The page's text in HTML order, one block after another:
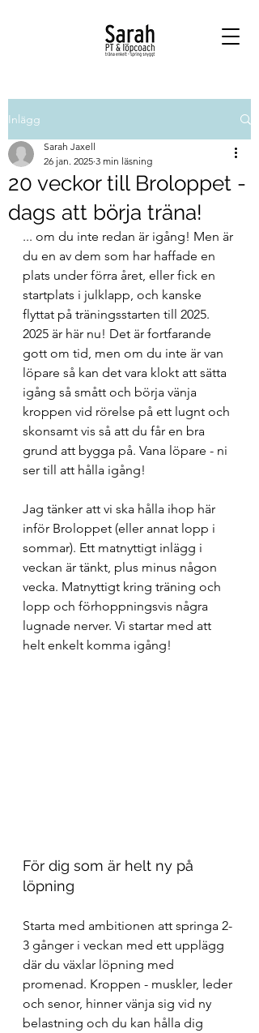
Inlägg
20 veckor till Broloppet -
dags att börja träna!
Sarah Jaxell
26 jan. 2025 3 min läsning
... om du inte redan är igång! Men är
du en av dem som har haffade en
plats under förra året, eller fick en
startplats i julklapp, och kanske
flyttat på träningsstarten till 2025.
2025 är här nu! Det är fortfarande
gott om tid, men om du inte är van
löpare så kan det vara klokt att sätta
igång så smått och börja vänja
kroppen vid rörelse på ett lugnt och
skonsamt vis så att du får en bra
grund att bygga på. Vana löpare - ni
ser till att hålla igång!
Jag tänker att vi ska hålla ihop här
inför Broloppet (eller annat lopp i
sommar). Ett matnyttigt inlägg i
veckan är tänkt, plus minus någon
vecka. Matnyttigt kring träning och
lopp och förhoppningsvis några
lugnade nerver. Vi startar med att
helt enkelt komma igång!
För dig som är helt ny på
löpning
Starta med ambitionen att springa 2-
3 gånger i veckan med ett upplägg
där du växlar löpning med
promenad. Kroppen - muskler, leder
och senor, hinner vänja sig vid ny
belastning och du kan hålla dig